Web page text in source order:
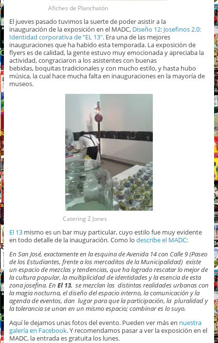
Afiches de Planchatón
El jueves pasado tuvimos la suerte de poder asistir a la
inauguración de la exposición en el MADC, Diseño 12: Josefinos 2.0:
Identidad corporativa de “EL 13″. Era una de las mejores
inauguraciones que ha habido esta temporada. La exposición de
flyers es de calidad, la gente estuvo muy emocionada y apreciaba la
actividad, congraciaron a los asistentes con buenas
bebidas, boquitas tradicionales y con mucho estilo, y hasta hubo
música, la cual hace mucha falta en inauguraciones en la mayoría de
museos.
Catering Z Jones
El 13mismo es un bar muy particular, cuyo estilo fue muy evidente
en todo detalle de la inauguración. Como lo describe el MADC:
En San José, exactamente en la esquina de Avenida 14 con Calle 9 (Paseo
de los Estudiantes, frente a los mercaditos de la Municipalidad) existe
un espacio de mezclas y tendencias, que ha logrado rescatar lo mejor de
la cultura popular, la multiplicidad de identidades y la esencia de esta
zona josefina. En El 13, se mezclan las distintas realidades urbanas con
la magia nocturna, el diseño del espacio interno, la comunicación y la
agenda de eventos, dan lugar para que la participación, la pluralidad y
la tolerancia se unan en un mismo espacio; combinar es lo suyo.
Aquí le dejamos unas fotos del evento. Pueden ver más en nuestra
galería en Facebook. Y recomendamos pasar a ver la exposición en el
MADC, la entrada es gratuita los lunes.